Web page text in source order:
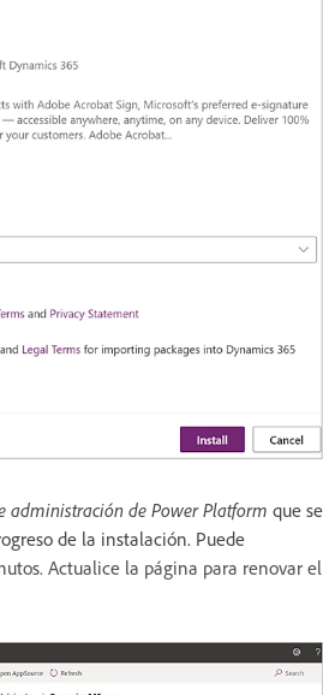
administración de Power Platform que se
de la instalación. Puede
Actualice la página para renovar el